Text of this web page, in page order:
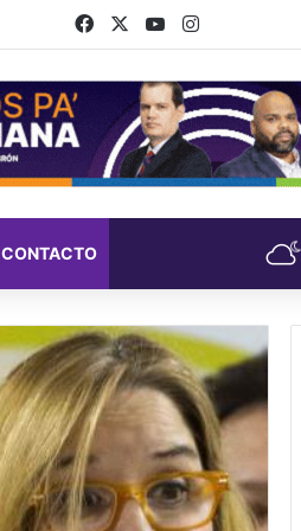
FacebookYouTubeInstagram
CONTACTO